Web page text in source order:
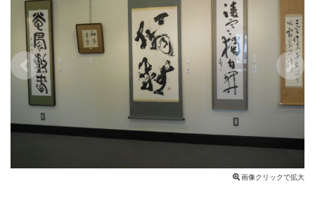
画像クリックで拡大
Previous Next